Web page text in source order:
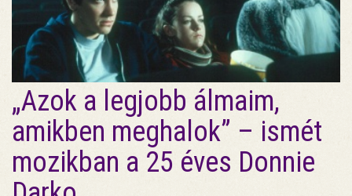
„Azok a legjobb álmaim,
amikben meghalok” – ismét
mozikban a 25 éves Donnie